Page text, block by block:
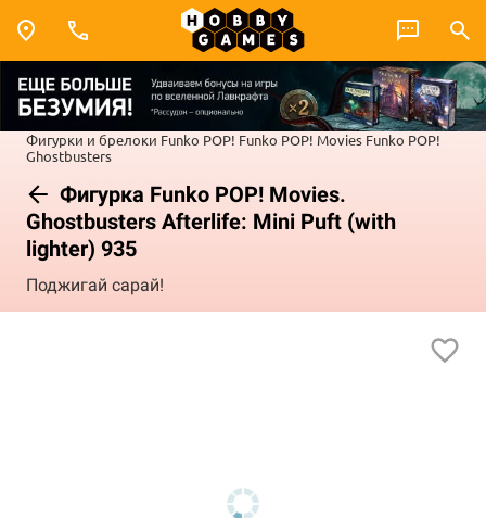
Фигурки и брелоки Funko POP! Funko POP! Movies Funko POP!
Ghostbusters
Фигурка Funko POP! Movies.
Ghostbusters Afterlife: Mini Puft (with
lighter) 935
Поджигай сарай!